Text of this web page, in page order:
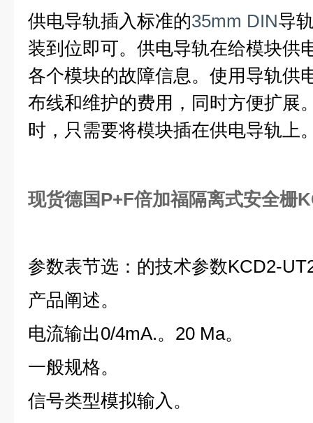
供电导轨插入标准的35mm DIN导
装到位即可。供电导轨在给模块供
各个模块的故障信息。使用导轨供
布线和维护的费用，同时方便扩展
时，只需要将模块插在供电导轨上
现货德国P+F倍加福隔离式安全栅
参数表节选：的技术参数KCD2-
产品阐述。
电流输出0/4mA.。20 Ma。
一般规格。
信号类型模拟输入。